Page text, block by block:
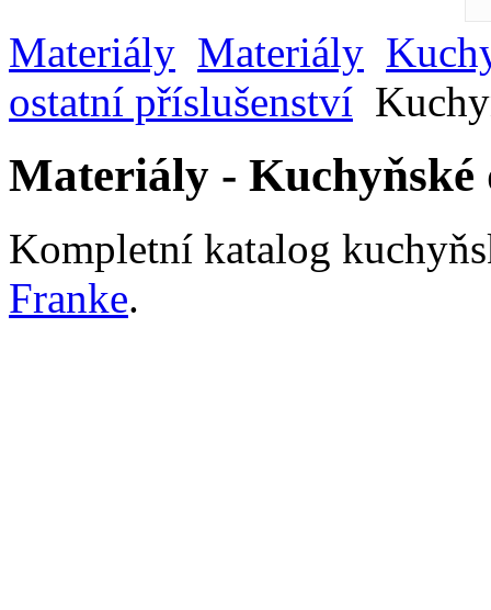
Materiály Materiály
ostatní příslušenství
Materiály - Kuchyňské
Kompletní katalog
Franke.